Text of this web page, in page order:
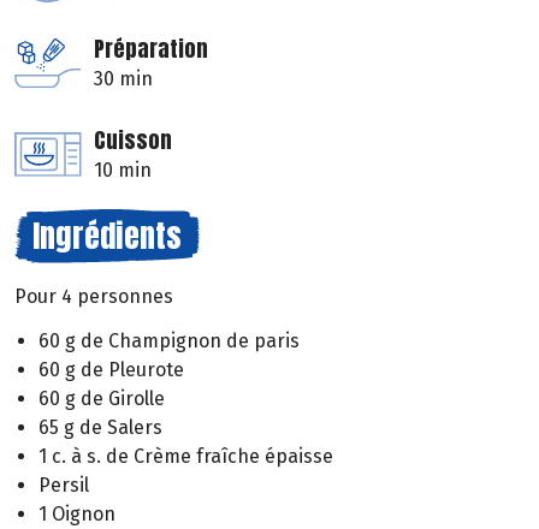
Préparation
30 min
Cuisson
10 min
Ingrédients
Pour 4 personnes
60 g de Champignon de paris
60 g de Pleurote
60 g de Girolle
65 g de Salers
1 c. à s. de Crème fraîche épaisse
Persil
1 Oignon